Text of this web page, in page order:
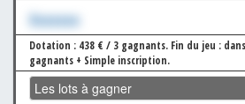
Xxxxxxx
Dotation : 438 € / 3 gagnants. Fin du jeu :
gagnants + Simple inscription.
Les lots à gagner